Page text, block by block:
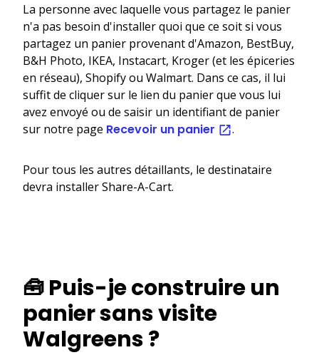
La personne avec laquelle vous partagez le panier
n'a pas besoin d'installer quoi que ce soit si vous
partagez un panier provenant d'Amazon, BestBuy,
B&H Photo, IKEA, Instacart, Kroger (et les épiceries
en réseau), Shopify ou Walmart. Dans ce cas, il lui
suffit de cliquer sur le lien du panier que vous lui
avez envoyé ou de saisir un identifiant de panier
sur notre page Recevoir un panier .
Pour tous les autres détaillants, le destinataire
devra installer Share-A-Cart.
🧰 Puis-je construire un
panier sans visite
Walgreens ?